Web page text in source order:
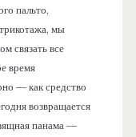
пальто,
мы
связать все
время
— как средство
возвращается
панама —